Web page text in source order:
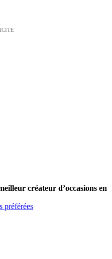
créateur d’occasions en
préférées